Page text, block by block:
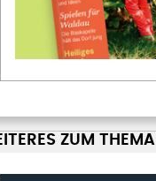
ZUM THEMA